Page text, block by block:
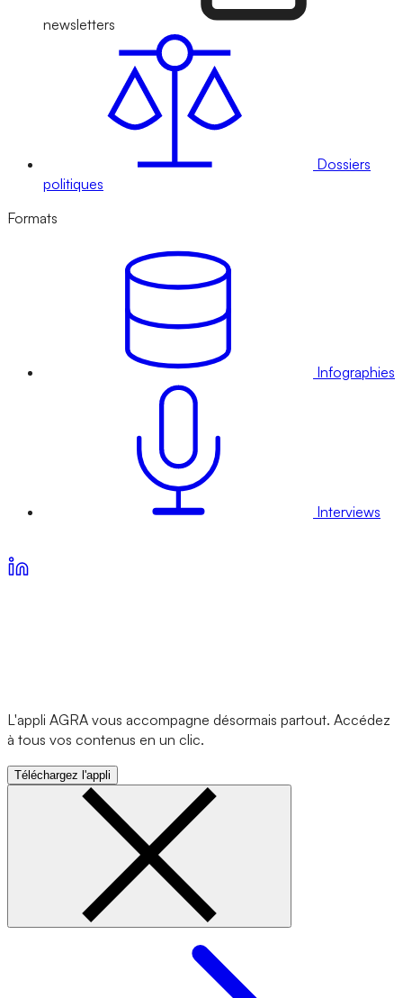
newsletters
Dossiers
politiques
Formats
Infographies
Interviews
L'appli AGRA vous accompagne désormais partout. Accédez
à tous vos contenus en un clic.
Téléchargez l'appli